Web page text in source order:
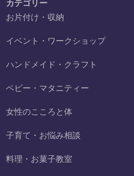
カテゴリー
お片付け・収納
イベント・ワークショップ
ハンドメイド・クラフト
ベビー・マタニティー
女性のこころと体
子育て・お悩み相談
料理・お菓子教室